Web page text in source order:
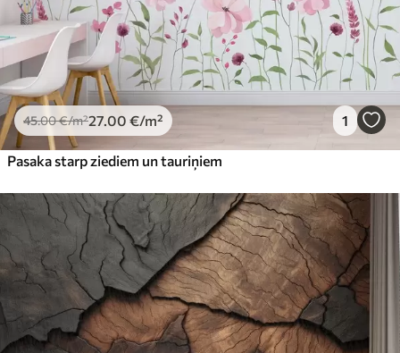
45.00€/m²27 .00 €/m² 1
Pasaka starp ziediem un tauriņiem